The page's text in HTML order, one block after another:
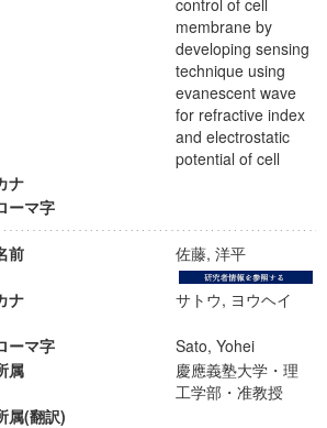
control of cell
membrane by
developing sensing
technique using
evanescent wave
for refractive index
and electrostatic
potential of cell
ナ
ーマ字
前 佐藤, 洋平
ナ サトウ, ヨウヘイ
ーマ字
Sato, Yohei
属
慶應義塾大学・理
工学部・准教授
属(翻訳)